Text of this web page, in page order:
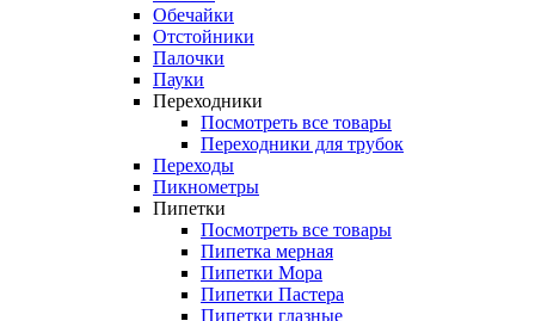
Обечайки
Отстойники
Палочки
Пауки
Переходники
Посмотреть все товары
Переходники для трубок
Переходы
Пикнометры
Пипетки
Посмотреть все товары
Пипетка мерная
Пипетки Мора
Пипетки Пастера
Пипетки глазные